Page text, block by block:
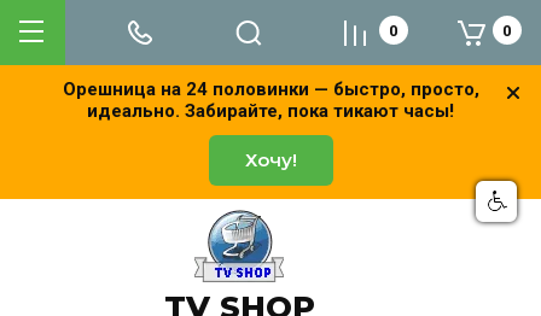
Орешница на 24 половинки — быстро, просто,
идеально. Забирайте, пока тикают часы!
Хочу!
TV SHOP
0 0